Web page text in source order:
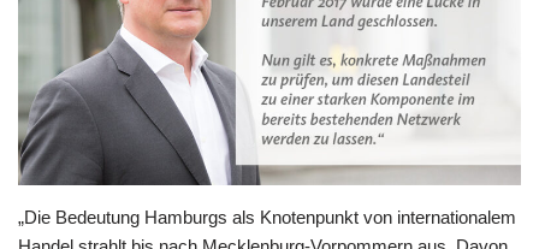
„Die Bedeutung Hamburgs als Knotenpunkt von internationalem